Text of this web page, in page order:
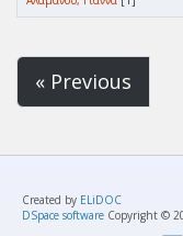
« Previous
Created by ELiDOC
DSpace software Copyright ©